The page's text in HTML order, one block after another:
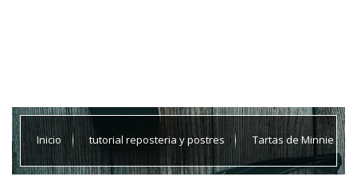
Inicio tutorial reposteria y postres Tartas de Minnie